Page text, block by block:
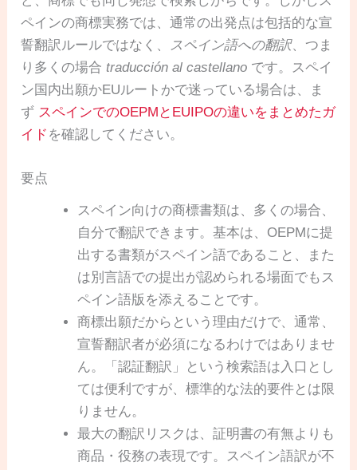
ペインの商標実務では、通常の出発点は包括的な宣
誓翻訳ルールではなく、 スペイン語への翻訳、つま
り多くの場合traducción al castellano です。スペイ
ン国内出願かEUルートかで迷っている場合は、ま
ず スペインでのOEPMとEUIPOの違いをまとめたガ
イド を確認してください。
要点
スペイン向けの商標書類は、多くの場合、
自分で翻訳できます。基本は、OEPMに提
出する書類がスペイン語であること、また
は別言語での提出が認められる場面でもス
ペイン語版を添えることです。
商標出願だからという理由だけで、通常、
宣誓翻訳者が必須になるわけではありませ
ん。「認証翻訳」という検索語は入口とし
ては便利ですが、標準的な法的要件とは限
りません。
最大の翻訳リスクは、証明書の有無よりも
商品・役務の表現です。スペイン語訳が不